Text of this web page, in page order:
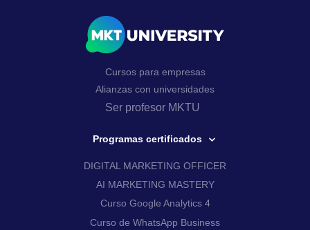
Cursos para empresas
Alianzas con universidades
Ser profesor MKTU
Programas certificados
DIGITAL MARKETING OFFICER
AI MARKETING MASTERY
Curso Google Analytics 4
Curso de WhatsApp Business